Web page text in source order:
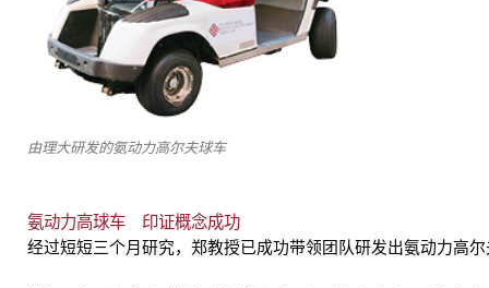
由理大研发的氨动力高尔夫球车
氨动力高球车 印证概念成功
经过短短三个月研究，郑教授已成功带领团队研发出氨动力高